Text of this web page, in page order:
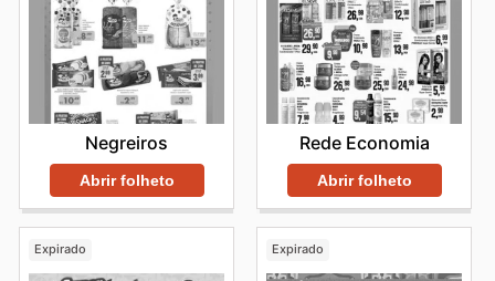
Negreiros
Abrir folheto
Rede Economia
Abrir folheto
Expirado Expirado